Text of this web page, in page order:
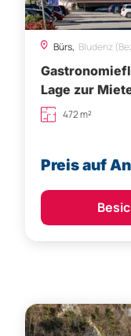
Bürs, Bludenz
Lage zur
472 m²
Preis auf